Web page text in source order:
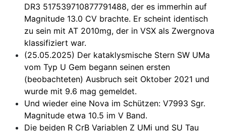
DR3 517539710877791488, der es immerhin auf
Magnitude 13.0 CV brachte. Er scheint identisch
zu sein mit AT 2010mg, der in VSX als Zwergnova
klassifiziert war.
(25.05.2025) Der kataklysmische Stern SW UMa
vom Typ U Gem begann seinen ersten
(beobachteten) Ausbruch seit Oktober 2021 und
wurde mit 9.6 mag gemeldet.
Und wieder eine Nova im Schützen: V7993 Sgr.
Magnitude etwa 10.5 im V Band.
Die beiden R CrB Variablen Z UMi und SU Tau